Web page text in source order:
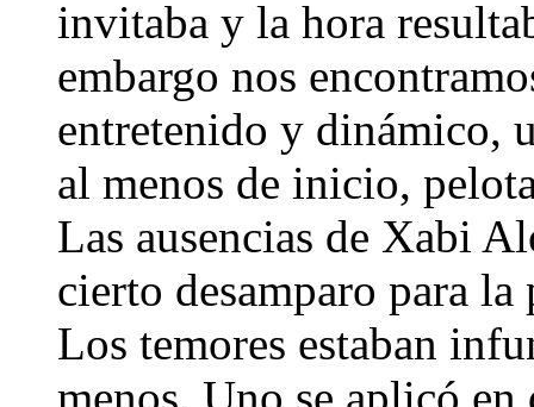
invitaba y la hora
embargo nos
entretenido y dinámico,
al menos de inicio,
Las ausencias de Xabi
cierto desamparo para
Los temores estaban
menos. Uno se aplicó